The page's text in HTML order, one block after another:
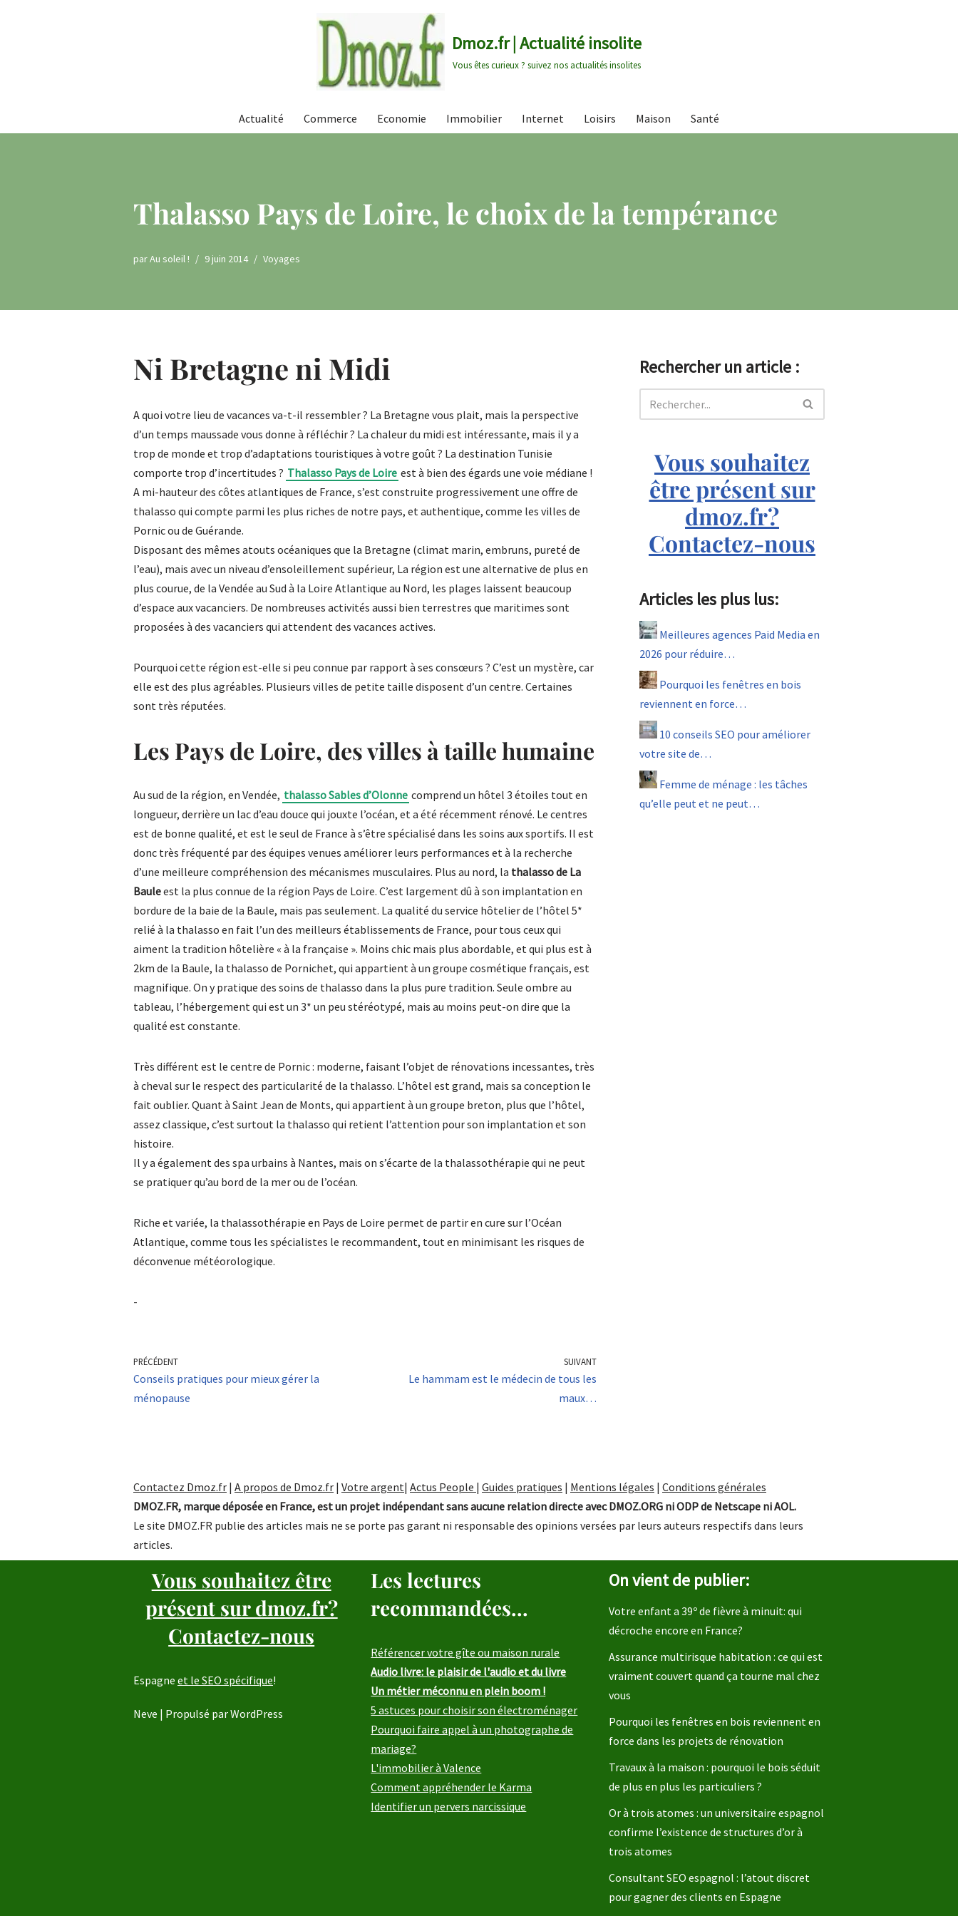
Dmoz.fr | Actualité insolite
Vous êtes curieux ? suivez nos actualités insolites
Actualité Commerce Economie Immobilier Internet Loisirs Maison Santé
Thalasso Pays de Loire, le choix de la tempérance
parAu soleil ! 9 juin 2014 Voyages
Ni Bretagne ni Midi
A quoi votre lieu de vacances va-t-il ressembler ? La Bretagne vous plait, mais la perspective
d’un temps maussade vous donne à réfléchir ? La chaleur du midi est intéressante, mais il y a
trop de monde et trop d’adaptations touristiques à votre goût ? La destination Tunisie
comporte trop d’incertitudes ? Thalasso Pays de Loire est à bien des égards une voie médiane !
A mi-hauteur des côtes atlantiques de France, s’est construite progressivement une offre de
thalasso qui compte parmi les plus riches de notre pays, et authentique, comme les villes de
Pornic ou de Guérande.
Disposant des mêmes atouts océaniques que la Bretagne (climat marin, embruns, pureté de
l’eau), mais avec un niveau d’ensoleillement supérieur, La région est une alternative de plus en
plus courue, de la Vendée au Sud à la Loire Atlantique au Nord, les plages laissent beaucoup
d’espace aux vacanciers. De nombreuses activités aussi bien terrestres que maritimes sont
proposées à des vacanciers qui attendent des vacances actives.
Pourquoi cette région est-elle si peu connue par rapport à ses consœurs ? C’est un mystère, car
elle est des plus agréables. Plusieurs villes de petite taille disposent d’un centre. Certaines
sont très réputées.
Les Pays de Loire, des villes à taille humaine
Au sud de la région, en Vendée, thalasso Sables d’Olonne comprend un hôtel 3 étoiles tout en
longueur, derrière un lac d’eau douce qui jouxte l’océan, et a été récemment rénové. Le centres
est de bonne qualité, et est le seul de France à s’être spécialisé dans les soins aux sportifs. Il est
donc très fréquenté par des équipes venues améliorer leurs performances et à la recherche
d’une meilleure compréhension des mécanismes musculaires. Plus au nord, la thalasso de La
Bauleest la plus connue de la région Pays de Loire. C’est largement dû à son implantation en
bordure de la baie de la Baule, mais pas seulement. La qualité du service hôtelier de l’hôtel 5*
relié à la thalasso en fait l’un des meilleurs établissements de France, pour tous ceux qui
aiment la tradition hôtelière « à la française ». Moins chic mais plus abordable, et qui plus est à
2km de la Baule, la thalasso de Pornichet, qui appartient à un groupe cosmétique français, est
magnifique. On y pratique des soins de thalasso dans la plus pure tradition. Seule ombre au
tableau, l’hébergement qui est un 3* un peu stéréotypé, mais au moins peut-on dire que la
qualité est constante.
Très différent est le centre de Pornic : moderne, faisant l’objet de rénovations incessantes, très
à cheval sur le respect des particularité de la thalasso. L’hôtel est grand, mais sa conception le
fait oublier. Quant à Saint Jean de Monts, qui appartient à un groupe breton, plus que l’hôtel,
assez classique, c’est surtout la thalasso qui retient l’attention pour son implantation et son
histoire.
Il y a également des spa urbains à Nantes, mais on s’écarte de la thalassothérapie qui ne peut
se pratiquer qu’au bord de la mer ou de l’océan.
Riche et variée, la thalassothérapie en Pays de Loire permet de partir en cure sur l’Océan
Atlantique, comme tous les spécialistes le recommandent, tout en minimisant les risques de
déconvenue météorologique.
-
PRÉCÉDENT
Conseils pratiques pour mieux gérer la
ménopause
SUIVANT
Le hammam est le médecin de tous les
maux…
Rechercher un article :
Vous souhaitez
être présent sur
dmoz.fr?
Contactez-nous
Articles les plus lus:
Meilleures agences Paid Media en
2026 pour réduire…
Pourquoi les fenêtres en bois
reviennent en force…
10 conseils SEO pour améliorer
votre site de…
Femme de ménage : les tâches
qu’elle peut et ne peut…
Contactez Dmoz.fr | A propos de Dmoz.fr | Votre argent| Actus People | Guides pratiques | Mentions légales | Conditions générales
DMOZ.FR, marque déposée en France, est un projet indépendant sans aucune relation directe avec DMOZ.ORG ni ODP de Netscape ni AOL.
Le site DMOZ.FR publie des articles mais ne se porte pas garant ni responsable des opinions versées par leurs auteurs respectifs dans leurs
articles.
Vous souhaitez être
présent sur dmoz.fr?
Contactez-nous
Espagne et le SEO spécifique!
Neve | Propulsé parWordPress
Les lectures
recommandées...
Référencer votre gîte ou maison rurale
Audio livre: le plaisir de l'audio et du livre
Un métier méconnu en plein boom !
5 astuces pour choisir son électroménager
Pourquoi faire appel à un photographe de
mariage?
L'immobilier à Valence
Comment appréhender le Karma
Identifier un pervers narcissique
On vient de publier:
Votre enfant a 39º de fièvre à minuit: qui
décroche encore en France?
Assurance multirisque habitation : ce qui est
vraiment couvert quand ça tourne mal chez
vous
Pourquoi les fenêtres en bois reviennent en
force dans les projets de rénovation
Travaux à la maison : pourquoi le bois séduit
de plus en plus les particuliers ?
Or à trois atomes : un universitaire espagnol
confirme l’existence de structures d’or à
trois atomes
Consultant SEO espagnol : l’atout discret
pour gagner des clients en Espagne